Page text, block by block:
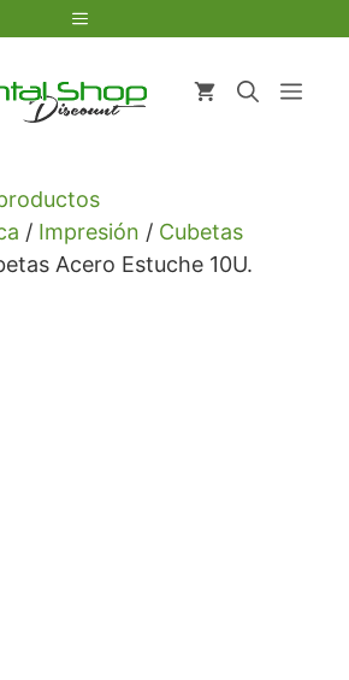
Menú
/ Impresión / Cubetas
Acero Estuche 10U.